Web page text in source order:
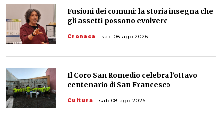
Fusioni dei comuni: la storia insegna che
gli assetti possono evolvere
Cronaca sab 08 ago 2026
Il Coro San Romedio celebra l’ottavo
centenario di San Francesco
Cultura sab 08 ago 2026